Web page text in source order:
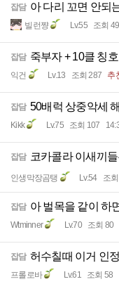
잡담 아 다리 꼬면 안되
빌런쨩 Lv.55 조회 49
잡담 죽부자 + 10클 칭
익건 Lv.13 조회 287 추
잡담 50배럭 상중악세
Kikk Lv.75 조회 107
잡담 코카콜라 이새끼
인생막장곰탱 Lv.54 조
잡담 아 벌목을 같이 하
Wtminner Lv.70 조회 80
잡담 허수칠때 이거 인
프롤로바 Lv.61 조회 58